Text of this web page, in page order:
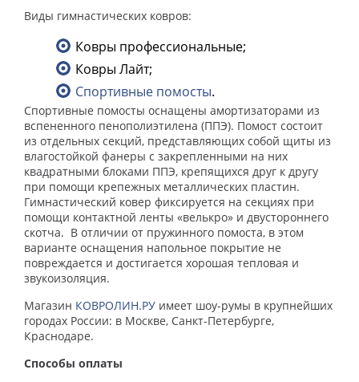
Виды гимнастических ковров:
Ковры профессиональные;
Ковры Лайт;
Спортивные помосты.
Спортивные помосты оснащены амортизаторами из
вспененного пенополиэтилена (ППЭ). Помост состоит
из отдельных секций, представляющих собой щиты из
влагостойкой фанеры с закрепленными на них
квадратными блоками ППЭ, крепящихся друг к другу
при помощи крепежных металлических пластин.
Гимнастический ковер фиксируется на секциях при
помощи контактной ленты «велькро» и двустороннего
скотча. В отличии от пружинного помоста, в этом
варианте оснащения напольное покрытие не
повреждается и достигается хорошая тепловая и
звукоизоляция.
Магазин КОВРОЛИН.РУ имеет шоу-румы в крупнейших
городах России: в Москве, Санкт-Петербурге,
Краснодаре.
Способы оплаты